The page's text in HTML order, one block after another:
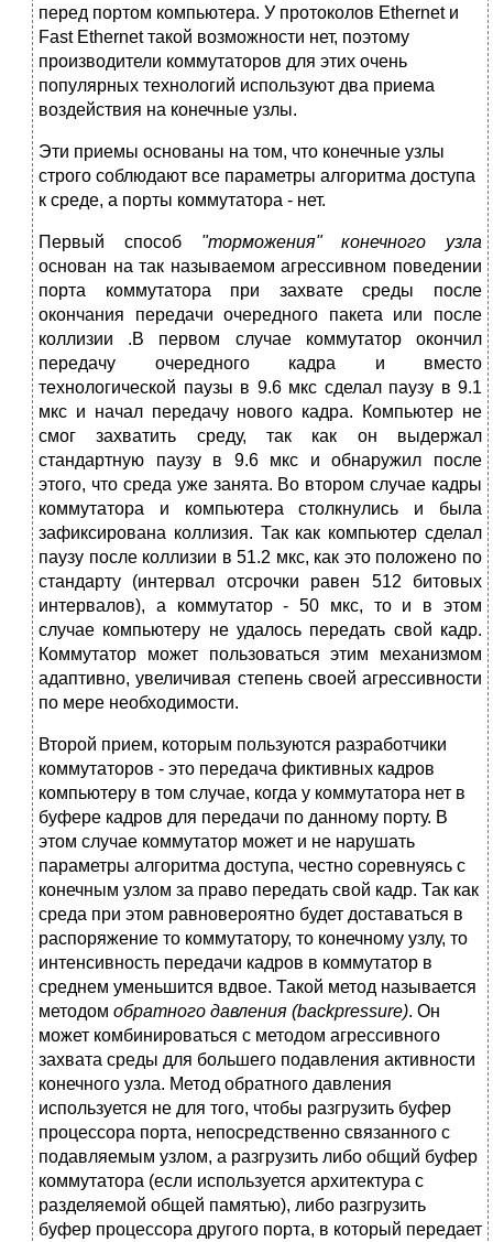
перед портом компьютера. У протоколов Ethernet и
Fast Ethernet такой возможности нет, поэтому
производители коммутаторов для этих очень
популярных технологий используют два приема
воздействия на конечные узлы.
Эти приемы основаны на том, что конечные узлы
строго соблюдают все параметры алгоритма доступа
к среде, а порты коммутатора - нет.
Первый способ "торможения" конечного узла
основан на так называемом агрессивном поведении
порта коммутатора при захвате среды после
окончания передачи очередного пакета или после
коллизии .В первом случае коммутатор окончил
передачу очередного кадра и вместо
технологической паузы в 9.6 мкс сделал паузу в 9.1
мкс и начал передачу нового кадра. Компьютер не
смог захватить среду, так как он выдержал
стандартную паузу в 9.6 мкс и обнаружил после
этого, что среда уже занята. Во втором случае кадры
коммутатора и компьютера столкнулись и была
зафиксирована коллизия. Так как компьютер сделал
паузу после коллизии в 51.2 мкс, как это положено по
стандарту (интервал отсрочки равен 512 битовых
интервалов), а коммутатор - 50 мкс, то и в этом
случае компьютеру не удалось передать свой кадр.
Коммутатор может пользоваться этим механизмом
адаптивно, увеличивая степень своей агрессивности
по мере необходимости.
Второй прием, которым пользуются разработчики
коммутаторов - это передача фиктивных кадров
компьютеру в том случае, когда у коммутатора нет в
буфере кадров для передачи по данному порту. В
этом случае коммутатор может и не нарушать
параметры алгоритма доступа, честно соревнуясь с
конечным узлом за право передать свой кадр. Так как
среда при этом равновероятно будет доставаться в
распоряжение то коммутатору, то конечному узлу, то
интенсивность передачи кадров в коммутатор в
среднем уменьшится вдвое. Такой метод называется
методом обратного давления (backpressure). Он
может комбинироваться с методом агрессивного
захвата среды для большего подавления активности
конечного узла. Метод обратного давления
используется не для того, чтобы разгрузить буфер
процессора порта, непосредственно связанного с
подавляемым узлом, а разгрузить либо общий буфер
коммутатора (если используется архитектура с
разделяемой общей памятью), либо разгрузить
буфер процессора другого порта, в который передает